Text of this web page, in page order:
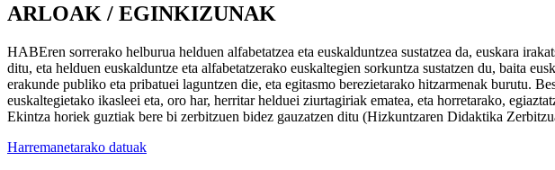
ARLOAK / EGINKIZUNAK
HABEren sorrerako helburua helduen alfabetatzea eta euskalduntzea sustatzea da, euskara
ditu, eta helduen euskalduntze eta alfabetatzerako euskaltegien sorkuntza sustatzen du, baita
erakunde publiko eta pribatuei laguntzen die, eta egitasmo berezietarako hitzarmenak burutu.
euskaltegietako ikasleei eta, oro har, herritar helduei ziurtagiriak ematea, eta horretarako,
Ekintza horiek guztiak bere bi zerbitzuen bidez gauzatzen ditu (Hizkuntzaren Didaktika
Harremanetarako datuak